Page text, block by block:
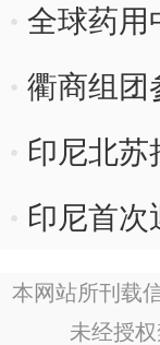
全球药用
衢商组团
印尼北苏
印尼首次
本网站所刊载
未经授